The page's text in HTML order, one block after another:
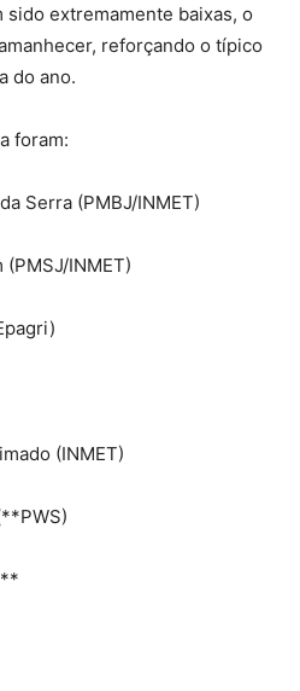
extremamente baixas, o
reforçando o típico
do ano.
foram:
Serra (PMBJ/INMET)
(PMSJ/INMET)
(INMET)